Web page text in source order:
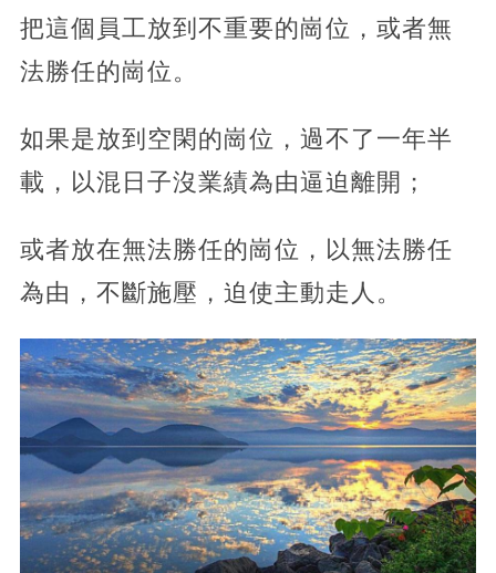
把這個員工放到不重要的崗位，或者無
法勝任的崗位。
如果是放到空閑的崗位，過不了一年半
載，以混日子沒業績為由逼迫離開；
或者放在無法勝任的崗位，以無法勝任
為由，不斷施壓，迫使主動走人。